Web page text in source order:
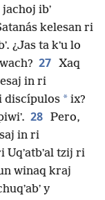
jachoj ibʼ
kelesan ri
¿Jas ta kʼu lo
27 Xaq
in ri
discípulos * ix?
28 Pero,
in ri
Uqʼatbʼal tzij ri
winaq kraj
y